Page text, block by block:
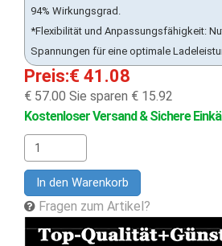
94% Wirkungsgrad.
*Flexibilität und Anpassungsfähigkeit:
Spannungen für eine optimale
Preis:€ 41.08
€ 57.00 Sie sparen € 15.92
Kostenloser Versand & Sichere
In den Warenkorb
Fragen zum Artikel?